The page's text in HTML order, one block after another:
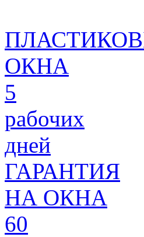
ОКНА
5
рабочих
дней
ГАРАНТИЯ
НА ОКНА
60